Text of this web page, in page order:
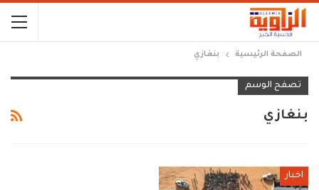
الصفحة الرئيسية بنغازي
تصفح الوسم
بنغازي
اخبار